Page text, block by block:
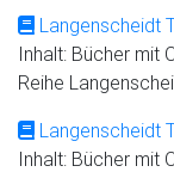
Langenscheidt
Inhalt: Bücher mit
Reihe
Langenscheidt
Inhalt: Bücher mit